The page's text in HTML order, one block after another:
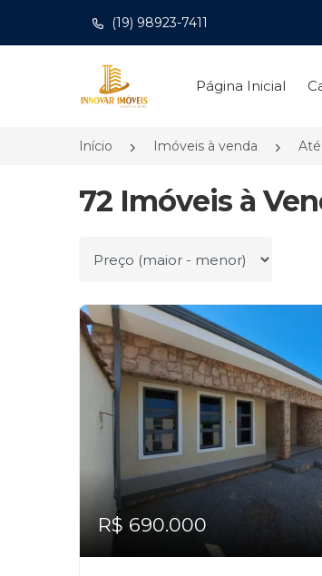
(19) 98923-7411
Página inicial
Página Inicial
Início Imóveis à venda
72 Imóveis à
Ordenar por
R$ 690.000